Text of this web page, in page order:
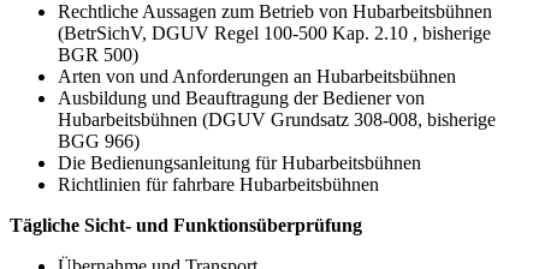
Rechtliche Aussagen zum Betrieb von Hubarbeitsbühnen
(BetrSichV, DGUV Regel 100-500 Kap. 2.10 , bisherige
BGR 500)
Arten von und Anforderungen an Hubarbeitsbühnen
Ausbildung und Beauftragung der Bediener von
Hubarbeitsbühnen (DGUV Grundsatz 308-008, bisherige
BGG 966)
Die Bedienungsanleitung für Hubarbeitsbühnen
Richtlinien für fahrbare Hubarbeitsbühnen
Tägliche Sicht- und Funktionsüberprüfung